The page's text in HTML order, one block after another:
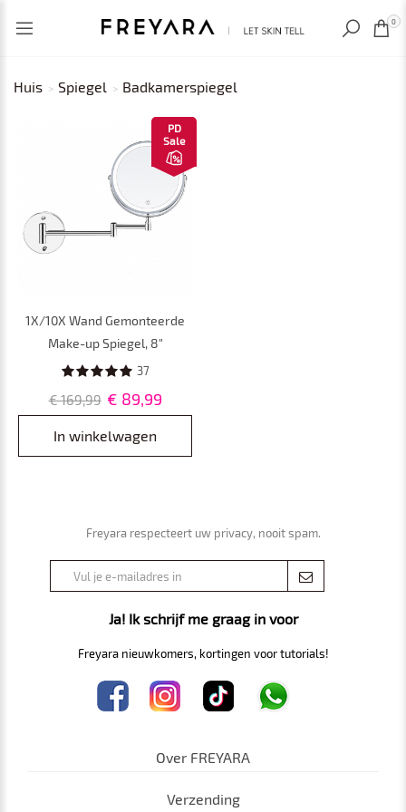
RECENT BEKEKEN 0
Huis Spiegel Badkamerspiegel
PD
Sale
1X/10X Wand Gemonteerde
Make-up Spiegel, 8"
Dubbelzijdige Make-up
Draaibaar Uitschuifbaar, USB
Oplaadbaar
37
€ 169,99 € 89,99
In winkelwagen
Freyara respecteert uw privacy, nooit spam.
Ja! Ik schrijf me graag in voor
Freyara nieuwkomers, kortingen voor tutorials!
Over FREYARA
Verzending